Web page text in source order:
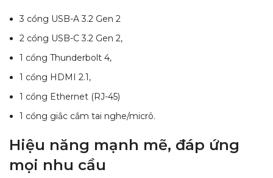
3 cổng USB-A 3.2 Gen 2
2 cổng USB-C 3.2 Gen 2,
1 cổng Thunderbolt 4,
1 cổng HDMI 2.1,
1 cổng Ethernet (RJ-45)
1 cổng giắc cắm tai nghe/micrô.
Hiệu năng mạnh mẽ, đáp ứng
mọi nhu cầu